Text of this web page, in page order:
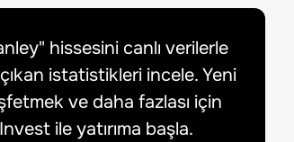
" hissesini canlı verilerle
istatistikleri incele. Yeni
ve daha fazlası için
ile yatırıma başla.